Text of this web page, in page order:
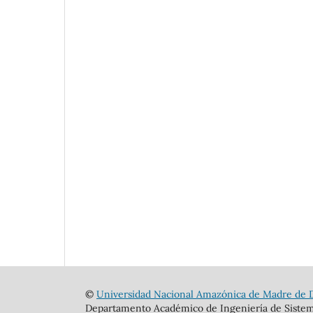
© Universidad Nacional Amazónica de Madre de
Departamento Académico de Ingeniería de